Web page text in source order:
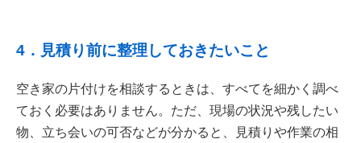
4．見積り前に整理しておきたいこと
空き家の片付けを相談するときは、すべてを細かく調べ
ておく必要はありません。ただ、現場の状況や残したい
物、立ち会いの可否などが分かると、見積りや作業の相